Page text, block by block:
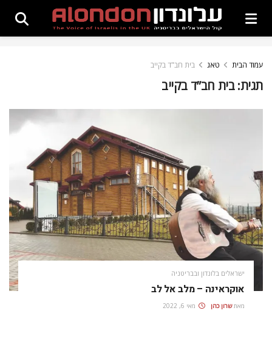
עמוד הבית טאג בית חב"ד בקייב
תגית:בית חב”ד בקייב
ישראלים בלונדון ובבריטניה
אוקראינה – מלב אל לב
מאת שרון כהן מאי 6, 2022